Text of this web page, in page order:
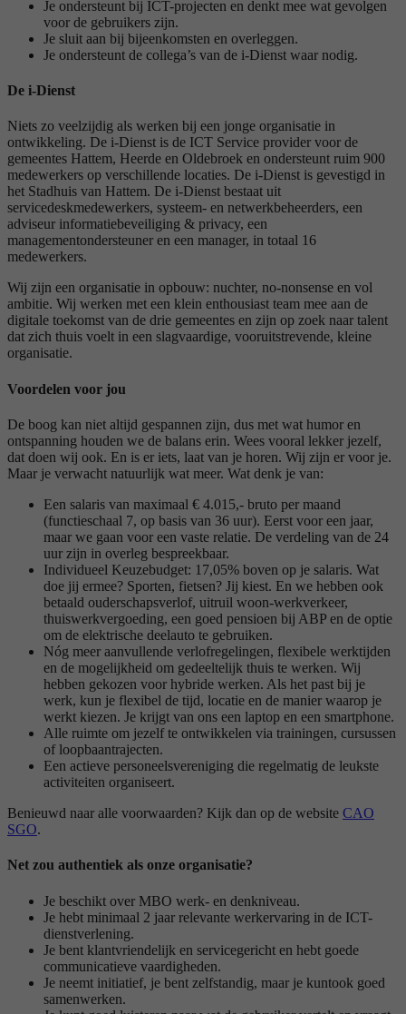
Je ondersteunt bij ICT-projecten en denkt mee wat gevolgen
voor de gebruikers zijn.
Je sluit aan bij bijeenkomsten en overleggen.
Je ondersteunt de collega’s van de i-Dienst waar nodig.
De i-Dienst
Niets zo veelzijdig als werken bij een jonge organisatie in
ontwikkeling. De i-Dienst is de ICT Service provider voor de
gemeentes Hattem, Heerde en Oldebroek en ondersteunt ruim 900
medewerkers op verschillende locaties. De i-Dienst is gevestigd in
het Stadhuis van Hattem. De i-Dienst bestaat uit
servicedeskmedewerkers, systeem- en netwerkbeheerders, een
adviseur informatiebeveiliging & privacy, een
managementondersteuner en een manager, in totaal 16
medewerkers.
Wij zijn een organisatie in opbouw: nuchter, no-nonsense en vol
ambitie. Wij werken met een klein enthousiast team mee aan de
digitale toekomst van de drie gemeentes en zijn op zoek naar talent
dat zich thuis voelt in een slagvaardige, vooruitstrevende, kleine
organisatie.
Voordelen voor jou
De boog kan niet altijd gespannen zijn, dus met wat humor en
ontspanning houden we de balans erin. Wees vooral lekker jezelf,
dat doen wij ook. En is er iets, laat van je horen. Wij zijn er voor je.
Maar je verwacht natuurlijk wat meer. Wat denk je van:
Een salaris van maximaal € 4.015,- bruto per maand
(functieschaal 7, op basis van 36 uur). Eerst voor een jaar,
maar we gaan voor een vaste relatie. De verdeling van de 24
uur zijn in overleg bespreekbaar.
Individueel Keuzebudget: 17,05% boven op je salaris. Wat
doe jij ermee? Sporten, fietsen? Jij kiest. En we hebben ook
betaald ouderschapsverlof, uitruil woon-werkverkeer,
thuiswerkvergoeding, een goed pensioen bij ABP en de optie
om de elektrische deelauto te gebruiken.
Nóg meer aanvullende verlofregelingen, flexibele werktijden
en de mogelijkheid om gedeeltelijk thuis te werken. Wij
hebben gekozen voor hybride werken. Als het past bij je
werk, kun je flexibel de tijd, locatie en de manier waarop je
werkt kiezen. Je krijgt van ons een laptop en een smartphone.
Alle ruimte om jezelf te ontwikkelen via trainingen, cursussen
of loopbaantrajecten.
Een actieve personeelsvereniging die regelmatig de leukste
activiteiten organiseert.
Benieuwd naar alle voorwaarden? Kijk dan op de website CAO
SGO.
Net zou authentiek als onze organisatie?
Je beschikt over MBO werk- en denkniveau.
Je hebt minimaal 2 jaar relevante werkervaring in de ICT-
dienstverlening.
Je bent klantvriendelijk en servicegericht en hebt goede
communicatieve vaardigheden.
Je neemt initiatief, je bent zelfstandig, maar je kuntook goed
samenwerken.